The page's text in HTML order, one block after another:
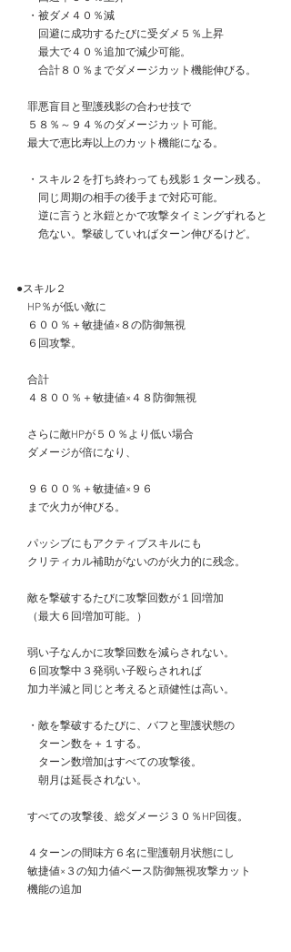
・被ダメ４０％減
回避に成功するたびに受ダメ５％上昇
最大で４０％追加で減少可能。
合計８０％までダメージカット機能伸びる。
罪悪盲目と聖護残影の合わせ技で
５８％～９４％のダメージカット可能。
最大で恵比寿以上のカット機能になる。
・スキル２を打ち終わっても残影１ターン残る。
同じ周期の相手の後手まで対応可能。
逆に言うと氷鎧とかで攻撃タイミングずれると
危ない。撃破していればターン伸びるけど。
●スキル２
HP％が低い敵に
６００％＋敏捷値×８の防御無視
６回攻撃。
合計
４８００％＋敏捷値×４８防御無視
さらに敵HPが５０％より低い場合
ダメージが倍になり、
９６００％＋敏捷値×９６
まで火力が伸びる。
パッシブにもアクティブスキルにも
クリティカル補助がないのが火力的に残念。
敵を撃破するたびに攻撃回数が１回増加
（最大６回増加可能。）
弱い子なんかに攻撃回数を減らされない。
６回攻撃中３発弱い子殴らされれば
加力半減と同じと考えると頑健性は高い。
・敵を撃破するたびに、バフと聖護状態の
ターン数を＋１する。
ターン数増加はすべての攻撃後。
朝月は延長されない。
すべての攻撃後、総ダメージ３０％HP回復。
４ターンの間味方６名に聖護朝月状態にし
敏捷値×３の知力値ベース防御無視攻撃カット
機能の追加